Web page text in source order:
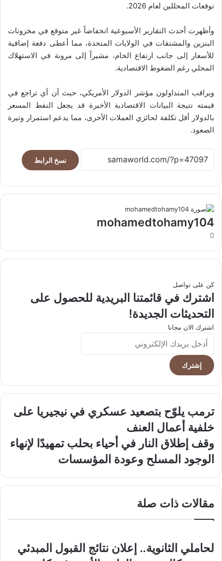
توقعات المحللين لعام 2026.
وأظهرت أحدث التقارير الأسبوعية انخفاضاً غير متوقع في مخزونات
البنزين والمشتقات في الولايات المتحدة، مما أعطى دفعة إضافية
للأسعار إلى جانب ارتفاع الخام، مشيراً إلى مرونة في الاستهلاك
المحلي رغم الضغوط الاقتصادية.
ويراقب المتداولون مؤشر الدولار الأمريكي، حيث أن أي تراجع في
قيمته نتيجة البيانات الاقتصادية الأخيرة قد يجعل النفط المسعر
بالدولار أقل تكلفة لحائزي العملات الأخرى، مما يدعم استمرار وتيرة
الصعود.
نسخ الرابط
mohamedtohamy104
كن على تواصل
اشترك في قائمتنا البريدية للحصول على
التحديثات الجديدة!
اشترك الان مجانا
أدخل
بريدك
الإلكتروني
ترمب
يلوّح
بتصعيد
عسكري
في
نيجيريا
العنف
ترمب يلوّح بتصعيد عسكري في نيجيريا على
خلفية أعمال العنف
وقف
إطلاق
النار
تمهيدًا
الوجود
وعودة
المؤسسات
وقف إطلاق النار في أحياء بحلب تمهيدًا لإنهاء
الوجود المسلح وعودة المؤسسات
مقالات ذات صلة
لحاملي الثانوية.. إعلان نتائج القبول المبدئي